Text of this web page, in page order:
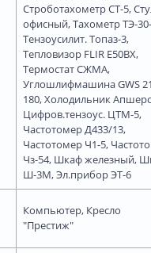
Строботахометр СТ-5,
офисный, Тахометр ТЭ-
Тензоусилит. Топаз-3,
Тепловизор FLIR E50BX,
Термостат СЖМА,
Углошлифмашина GWS
180, Холодильник
Цифров.тензоус. ЦТМ-5,
Частотомер Д433/13,
Частотомер Ч1-5,
Чз-54, Шкаф железный,
Ш-3М, Эл.прибор ЭТ-6
Компьютер, Кресло
"Престиж"